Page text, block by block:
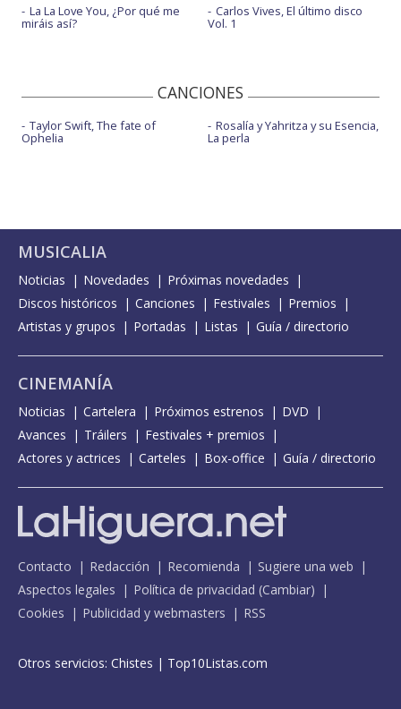
La La Love You, ¿Por qué me
miráis así?
Carlos Vives, El último disco
Vol. 1
CANCIONES
Taylor Swift, The fate of
Ophelia
Rosalía y Yahritza y su Esencia,
La perla
MUSICALIA
Noticias Novedades
Próximas novedades
Discos históricos
Canciones Festivales
Premios
Artistas y grupos
Portadas Listas Guía / directorio
CINEMANÍA
Noticias Cartelera Próximos estrenos
DVD
Avances
Tráilers
Festivales + premios
Actores y actrices
Carteles Box-office Guía / directorio
Contacto Redacción Recomienda
Sugiere una web
Aspectos legales
Política de privacidad (Cambiar)
Cookies
Publicidad y webmasters RSS
Otros servicios: Chistes | Top10Listas.com